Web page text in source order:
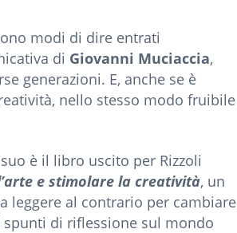
modi di dire entrati
di Giovanni Muciaccia,
generazioni. E, anche se è
nello stesso modo fruibile
è il libro uscito per Rizzoli
e stimolare la creatività, un
leggere al contrario per cambiare
di riflessione sul mondo